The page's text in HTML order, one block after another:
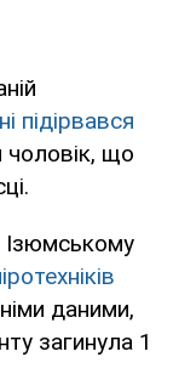
підірвався
чоловік, що
Ізюмському
даними,
загинула 1